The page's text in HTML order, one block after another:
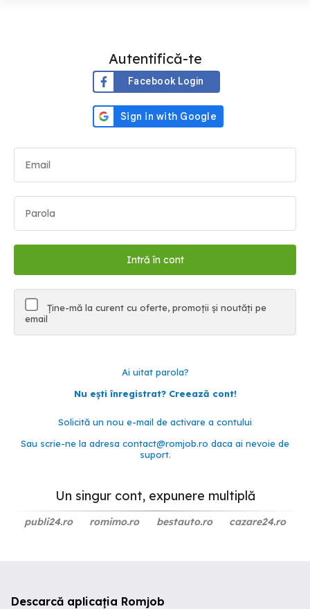
Autentifică-te
Facebook Login
Ține-mă la curent cu oferte, promoții și noutăți pe
email
Ai uitat parola?
Nu ești înregistrat? Creează cont!
Solicită un nou e-mail de activare a contului
Sau scrie-ne la adresa contact@romjob.ro daca ai nevoie de
suport.
Un singur cont, expunere multiplă
publi24.ro romimo.ro bestauto.ro cazare24.ro
Descarcă aplicația Romjob